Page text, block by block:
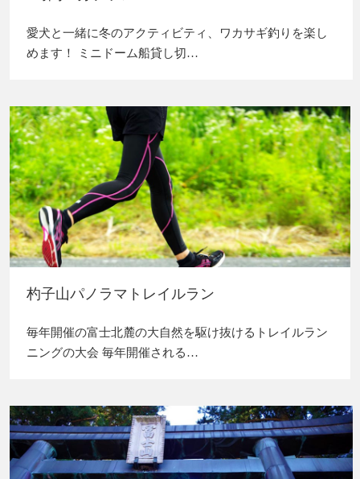
愛犬と一緒に冬のアクティビティ、ワカサギ釣りを楽し
めます！ ミニドーム船貸し切…
杓子山パノラマトレイルラン
毎年開催の富士北麓の大自然を駆け抜けるトレイルラン
ニングの大会 毎年開催される…